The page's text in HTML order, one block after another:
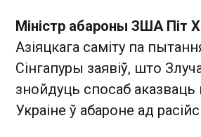
Міністр абароны ЗША Піт
Азіяцкага саміту па
Сінгапуры заявіў, што
знойдуць спосаб
Украіне ў абароне ад